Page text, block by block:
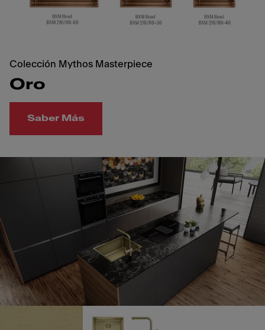
Colección Mythos Masterpiece
Oro
Saber Más